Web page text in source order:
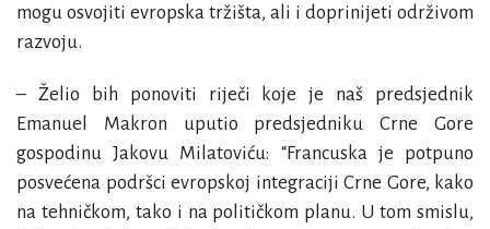
mogu osvojiti evropska tržišta, ali i doprinijeti održivom
razvoju.
– Želio bih ponoviti riječi koje je naš predsjednik
Emanuel Makron uputio predsjedniku Crne Gore
gospodinu Jakovu Milatoviću: “Francuska je potpuno
posvećena podršci evropskoj integraciji Crne Gore, kako
na tehničkom, tako i na političkom planu. U tom smislu,